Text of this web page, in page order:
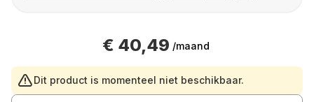
€ 40,49 /maand
Dit product is momenteel niet beschikbaar.